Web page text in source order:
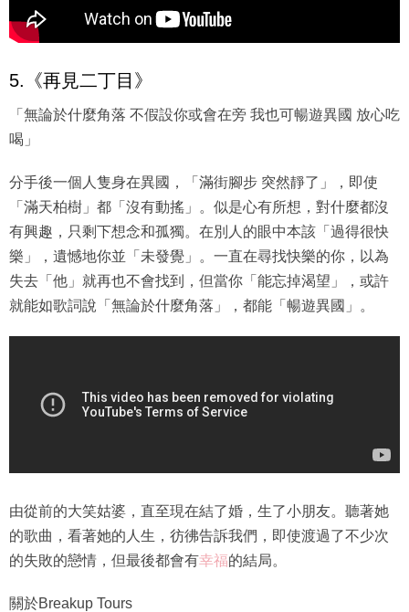
5.《再見二丁目》
「無論於什麼角落 不假設你或會在旁 我也可暢遊異國 放心吃
喝」
分手後一個人隻身在異國，「滿街腳步 突然靜了」，即使
「滿天柏樹」都「沒有動搖」。似是心有所想，對什麼都沒
有興趣，只剩下想念和孤獨。在別人的眼中本該「過得很快
樂」，遺憾地你並「未發覺」。一直在尋找快樂的你，以為
失去「他」就再也不會找到，但當你「能忘掉渴望」，或許
就能如歌詞說「無論於什麼角落」，都能「暢遊異國」。
由從前的大笑姑婆，直至現在結了婚，生了小朋友。聽著她
的歌曲，看著她的人生，彷彿告訴我們，即使渡過了不少次
的失敗的戀情，但最後都會有幸福的結局。
關於Breakup Tours